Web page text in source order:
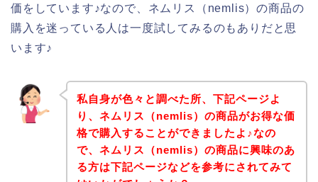
価をしています♪なので、ネムリス（nemlis）の商品の
購入を迷っている人は一度試してみるのもありだと思
います♪
私自身が色々と調べた所、下記ページよ
り、ネムリス（nemlis）の商品がお得な価
格で購入することができましたよ♪なの
で、ネムリス（nemlis）の商品に興味のあ
る方は下記ページなどを参考にされてみて